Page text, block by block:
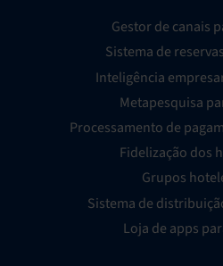
Gestor de canais
Sistema de
Inteligência
Metapesquisa
Processamento de
Fidelização dos
Grupos
Sistema de
Loja de apps